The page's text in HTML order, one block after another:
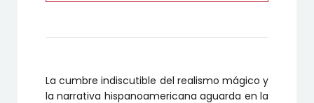
La cumbre indiscutible del realismo mágico y
la narrativa hispanoamericana aguarda en la